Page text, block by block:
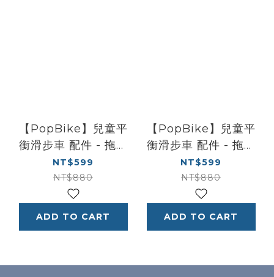
【PopBike】兒童平
衡滑步車 配件 - 拖車
TRALIER - 黃色
NT$599
NT$880
ADD TO CART
【PopBike】兒童平
衡滑步車 配件 - 拖車
TRALIER - 桃紅色
NT$599
NT$880
ADD TO CART